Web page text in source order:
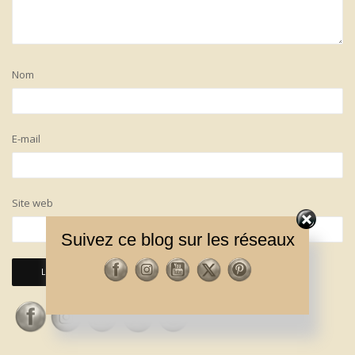
Nom
E-mail
Site web
Suivez ce blog sur les réseaux